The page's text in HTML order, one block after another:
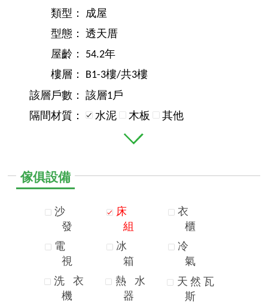
類型：
成屋
型態：
透天厝
屋齡：
54.2年
樓層：
B1-3樓/共3樓
該層戶數：
該層1戶
隔間材質：
水泥 木板 其他
傢俱設備
沙
發
電
視
洗
衣
機
床
組
冰
箱
熱
水
器
衣
櫃
冷
氣
天 然 瓦
斯